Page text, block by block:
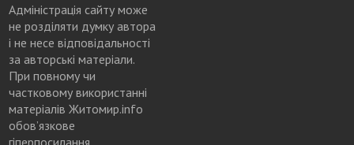
Адміністрація сайту може
не розділяти думку автора
і не несе відповідальності
за авторські матеріали.
При повному чи
частковому використанні
матеріалів Житомир.info
обов’язкове
гіперпосилання